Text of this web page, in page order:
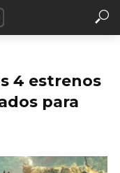
4 estrenos
para